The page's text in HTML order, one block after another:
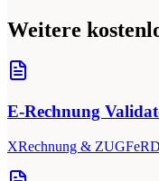
Weitere
E-Rechnung
XRechnung &